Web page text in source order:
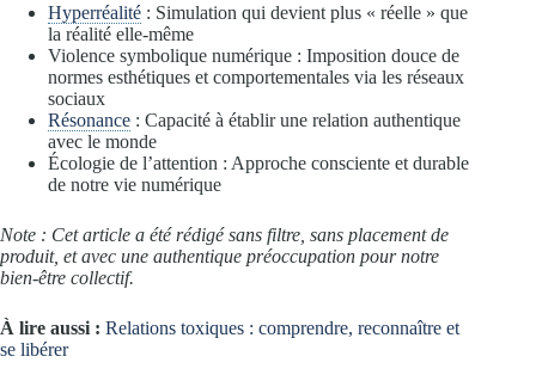
Hyperréalité : Simulation qui devient plus « réelle » que
la réalité elle-même
Violence symbolique numérique : Imposition douce de
normes esthétiques et comportementales via les réseaux
sociaux
Résonance : Capacité à établir une relation authentique
avec le monde
Écologie de l’attention : Approche consciente et durable
de notre vie numérique
Note : Cet article a été rédigé sans filtre, sans placement de
produit, et avec une authentique préoccupation pour notre
bien-être collectif.
À lire aussi : Relations toxiques : comprendre, reconnaître et
se libérer